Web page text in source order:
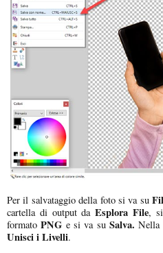
Per il salvataggio della foto si va su
cartella di output daEsplora File,
formatoPNG e si va suSalva. Nella
Unisci i Livelli.